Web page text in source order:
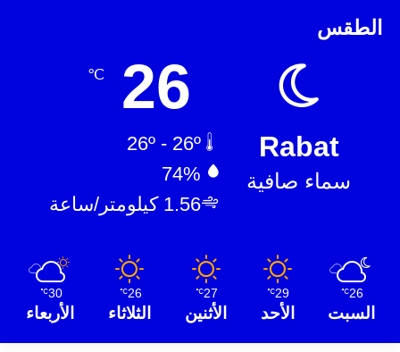
الطقس
Rabat
سماء صافية
26
℃
74%
1.56 كيلومتر/ساعة
26
℃
السبت
29
℃
الأحد
27
℃
الأثنين
26
℃
الثلاثاء
30
℃
الأربعاء